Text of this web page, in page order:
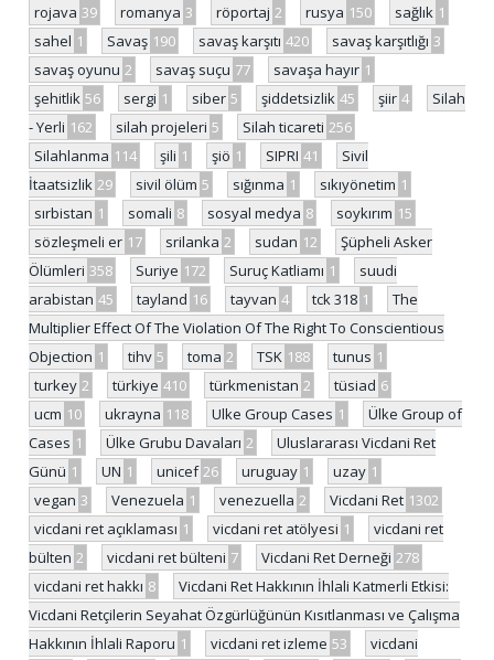
rojava 39 romanya 3 röportaj 2 rusya 150 sağlık 1
sahel 1 Savaş 190 savaş karşıtı 420 savaş karşıtlığı 3
savaş oyunu 2 savaş suçu 77 savaşa hayır 1
şehitlik 56 sergi 1 siber 5 şiddetsizlik 45 şiir 4
Silah
- Yerli 162 silah projeleri 5 Silah ticareti 256
Silahlanma 114 şili 1 şiö 1 SIPRI 41
Sivil
İtaatsizlik 29 sivil ölüm 5 sığınma 1 sıkıyönetim 1
sırbistan 1 somali 8 sosyal medya 8 soykırım 15
sözleşmeli er 17 srilanka 2 sudan 12
Şüpheli Asker
Ölümleri 358 Suriye 172 Suruç Katliamı 1
suudi
arabistan 45 tayland 16 tayvan 4 tck 318 1
The
Multiplier Effect Of The Violation Of The Right To Conscientious
Objection 1 tihv 5 toma 2 TSK 188 tunus 1
turkey 2 türkiye 410 türkmenistan 2 tüsiad 6
ucm 10 ukrayna 118 Ulke Group Cases 1
Ülke Group of
Cases 1 Ülke Grubu Davaları 2
Uluslararası Vicdani Ret
Günü 1 UN 1 unicef 26 uruguay 1 uzay 1
vegan 3 Venezuela 1 venezuella 2 Vicdani Ret 1302
vicdani ret açıklaması 1 vicdani ret atölyesi 1
vicdani ret
bülten 2 vicdani ret bülteni 7 Vicdani Ret Derneği 278
vicdani ret hakkı 8
Vicdani Ret Hakkının İhlali Katmerli Etkisi:
Vicdani Retçilerin Seyahat Özgürlüğünün Kısıtlanması ve Çalışma
Hakkının İhlali Raporu 1 vicdani ret izleme 53
vicdani